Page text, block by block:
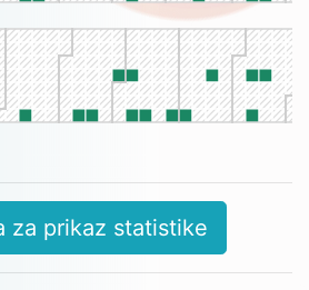
za prikaz statistike